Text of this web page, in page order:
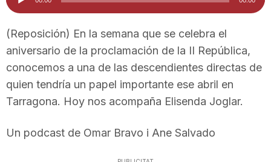
i
u
t
a
d'àudio
(Reposición) En la semana que se celebra el
aniversario de la proclamación de la II República,
conocemos a una de las descendientes directas de
quien tendría un papel importante ese abril en
Tarragona. Hoy nos acompaña Elisenda Joglar.
Un podcast de Omar Bravo i Ane Salvado